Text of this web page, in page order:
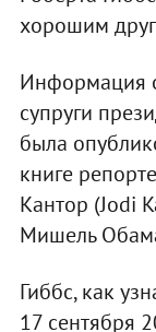
хорошим
Информация
супруги
была
книге
Кантор (Jodi
Мишель
Гиббс, как
17 сентября